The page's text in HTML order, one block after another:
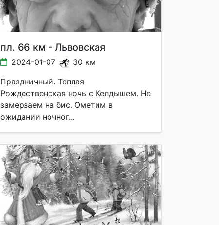
пл. 66 км - Львовская
2024-01-07
30 км
Праздничный. Теплая
Рождественская ночь с Келдышем. Не
замерзаем на бис. Ометим в
ожидании ночног...